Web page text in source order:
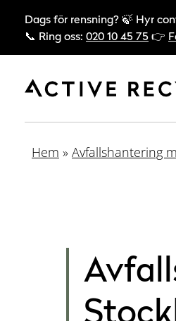
Dags för rensning? 🍃 Hyr
📞 Ring oss: 020 10 45 75 👉
Hem » Avfallshantering